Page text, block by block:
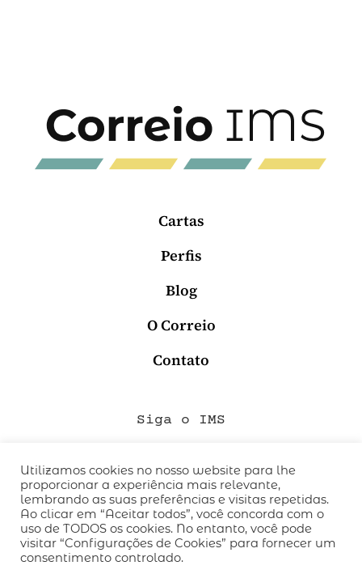
Cartas
Perfis
Blog
O Correio
Contato
Siga o IMS
QUEM SOMOS
CÓDIGO DE CONDUTA
POLÍTICA DE PRIVACIDADE
TERMOS DE USO
Utilizamos cookies no nosso website para lhe
proporcionar a experiência mais relevante,
lembrando as suas preferências e visitas repetidas.
Ao clicar em “Aceitar todos”, você concorda com o
uso de TODOS os cookies. No entanto, você pode
visitar “Configurações de Cookies” para fornecer um
consentimento controlado.